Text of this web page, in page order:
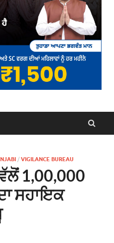
/ VIGILANCE BUREAU
1,00,000
ਸਹਾਇਕ